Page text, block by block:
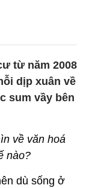
từ năm 2008
dịp xuân về
sum vầy bên
về văn hoá
nào?
dù sống ở